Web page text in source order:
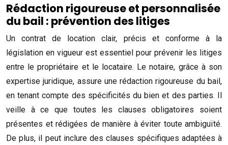
Rédaction rigoureuse et personnalisée
du bail : prévention des litiges
Un contrat de location clair, précis et conforme à la
législation en vigueur est essentiel pour prévenir les litiges
entre le propriétaire et le locataire. Le notaire, grâce à son
expertise juridique, assure une rédaction rigoureuse du bail,
en tenant compte des spécificités du bien et des parties. Il
veille à ce que toutes les clauses obligatoires soient
présentes et rédigées de manière à éviter toute ambiguïté.
De plus, il peut inclure des clauses spécifiques adaptées à